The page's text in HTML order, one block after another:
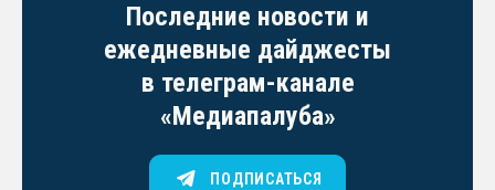
Последние новости и
ежедневные дайджесты
в телеграм-канале
«Медиапалуба»
ПОДПИСАТЬСЯ